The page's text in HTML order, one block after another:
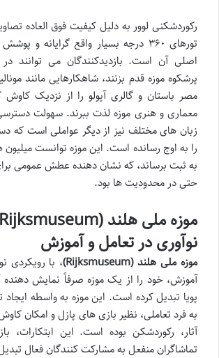
رکوردشکنی لوور به دلیل کیفیت فوق العاده
تورهای ۳۶۰ درجه بسیار واقع گرایانه
اصلی آن است. بازدیدکنندگان می توانند
پرشکوه موزه قدم بزنند، شاهکارهایی مانند
مصر باستان و گالری آپولو را از نزدیک کاوش
معماری و هنری موزه لذت ببرند. سهولت
زبان های مختلف نیز از دیگر عواملی است که
را به اوج رسانده است. این موزه توانست میلیون
به ثبت برساند، که نشان دهنده عطش عمومی
حتی در محدودیت ها بود.
نوآوری در تعامل و آموزش
موزه ملی هلند (Rijksmuseum)
، با رویکردی
آموزش، خود را از یک موزه صرفاً نمایش دهنده
پویا تبدیل کرده است. این موزه به واسطه
به فرد تعاملی، نظیر بازی های پازل و امکان
آثار، رکوردشکن بوده است. این ابتکارات،
تماشاگران منفعل به مشارکت کنندگان فعال